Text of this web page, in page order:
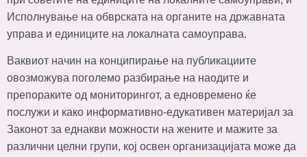
Исполнување на обврската на органите на државната
управа и единиците на локалната самоуправа.
Ваквиот начин на конципирање на публикациите
овозможува поголемо разбирање на наодите и
препораките од мониторингот, а едновремено ќе
послужи и како информативно-едукативен материјал за
Законот за еднакви можности на жените и мажите за
различни целни групи, кој освен организацијата може да